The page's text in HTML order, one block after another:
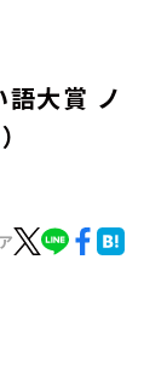
語大賞 ノ